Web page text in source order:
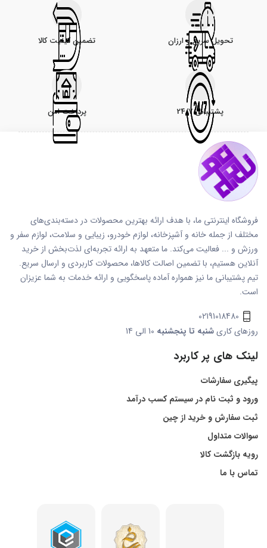
تحویل سریع و ارزان تضمین کیفیت کالا
پشتیبانی 24/7 پرداخت امن
فروشگاه اینترنتی ما، با هدف ارائه بهترین محصولات در دسته‌بندی‌های
مختلف از جمله خانه و آشپزخانه، لوازم خودرو، زیبایی و سلامت، لوازم سفر و
ورزش و ... فعالیت می‌کند. ما متعهد به ارائه تجربه‌ای لذت‌بخش از خرید
آنلاین هستیم، با تضمین اصالت کالاها، محصولات کاربردی و ارسال سریع.
تیم پشتیبانی ما نیز همواره آماده پاسخگویی و ارائه خدمات به شما عزیزان
است.
02191018480
روزهای کاریشنبه تا پنجشنبه
لینک های پر کاربرد
پیگیری سفارشات
ورود و ثبت نام در سیستم کسب درآمد
ثبت سفارش و خرید از چین
سوالات متداول
رویه بازگشت کالا
تماس با ما